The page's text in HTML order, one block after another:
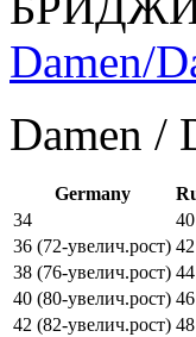
Damen/
Damen /
Germany
34
40
36 (72-увелич.рост) 42
38 (76-увелич.рост) 44
40 (80-увелич.рост) 46
42 (82-увелич.рост) 48